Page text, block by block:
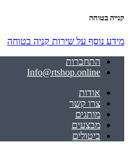
קנייה בטוחה
מידע נוסף על שירות קניה בטוחה
התחברות
Info@rtshop.online
אודות
צרו קשר
מותגים
מבצעים
ביטולים